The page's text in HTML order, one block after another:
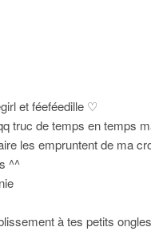
et féeféedille ♡
truc de temps en temps
les empruntent de ma
^^
à tes petits